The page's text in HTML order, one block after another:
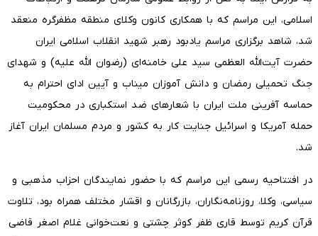
اسلامی، این مراسم که با همکاری کانون وکلای منطقه مظفرگره منعقد
شد، شاهد برگزاری مراسم یادبود رهبر شهید انقلاب اسلامی ایران
حضرت آیت‌الله العظمی سید علی خامنه‌ای (رضوان الله علیه) و شهدای
جنگ تحمیلی رمضان و دانش آموزان میناب و آیین ادای احترام به
حماسه آفرینی ملت ایران با شعارهای ضد استکباری در محکومیت
حمله آمریکا و اسرائیل جنایت کار به کشور و مردم مسلمان ایران آغاز
شد.
در افتتاحیه رسمی این مراسم که با حضور نمایندگان احزاب مذهبی و
سیاسی، وکلا، روزنامه‌نگاران، بازرگانان و اقشار مختلف همراه بود، تلاوت
قرآن کریم توسط قاری ظفر کوثر چشتی و نعت‌خوانی غلام اصغر قاضی